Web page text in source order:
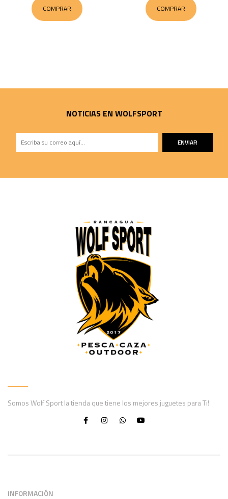
COMPRAR COMPRAR
NOTICIAS EN WOLFSPORT
ENVIAR
Somos Wolf Sport la tienda que tiene los mejores juguetes para Ti!
INFORMACIÓN